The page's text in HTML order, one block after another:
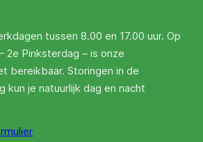
tussen 8.00 en 17.00 uur. Op
2e Pinksterdag – is onze
bereikbaar. Storingen in de
kun je natuurlijk dag en nacht